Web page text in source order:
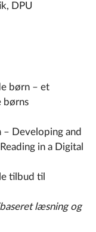
DPU
børn – et
børns
– Developing and
in a Digital
tilbud til
læsning og